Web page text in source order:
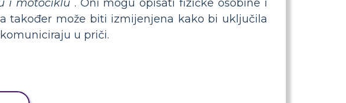
i motociklu. Oni mogu opisati fizičke osobine i
također može biti izmijenjena kako bi uključila
u priči.